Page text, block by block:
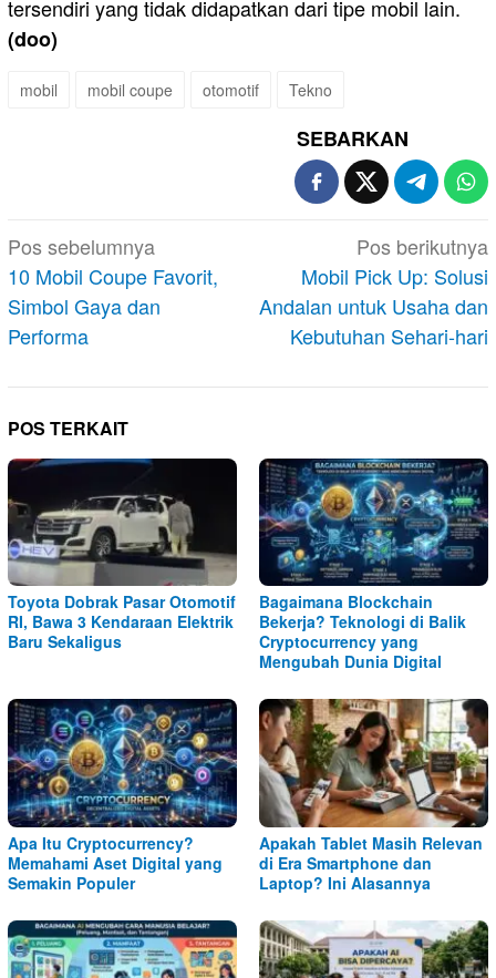
tersendiri yang tidak didapatkan dari tipe mobil lain.
(doo)
mobil mobil coupe otomotif Tekno
SEBARKAN
Navigasi
pos
Pos sebelumnya
10 Mobil Coupe Favorit,
Simbol Gaya dan
Performa
Pos berikutnya
Mobil Pick Up: Solusi
Andalan untuk Usaha dan
Kebutuhan Sehari-hari
POS TERKAIT
Toyota Dobrak Pasar Otomotif
RI, Bawa 3 Kendaraan Elektrik
Baru Sekaligus
Bagaimana Blockchain
Bekerja? Teknologi di Balik
Cryptocurrency yang
Mengubah Dunia Digital
Apa Itu Cryptocurrency?
Memahami Aset Digital yang
Semakin Populer
Apakah Tablet Masih Relevan
di Era Smartphone dan
Laptop? Ini Alasannya